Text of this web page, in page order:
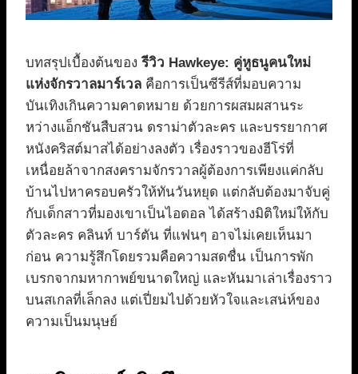
บทสรุปเบื้องต้นของรีวิว Hawkeye: คู่หูธนูคนใหม่
แห่งจักรวาลมาร์เวล คือการเป็นซีรีส์ที่มอบความ
บันเทิงเกินความคาดหมาย ด้วยการผสมผสานระ
หว่างแอ็กชันสืบสวน ดราม่าตัวละคร และบรรยากาศ
หนังคริสต์มาสได้อย่างลงตัว เรื่องราวของฮีโร่ที่
เหนื่อยล้าจากสงครามจักรวาลผู้ต้องการเพียงแค่กลับ
บ้านไปหาครอบครัวให้ทันวันหยุด แต่กลับต้องมาจับคู่
กับเด็กสาวที่มองเขาเป็นไอดอล ได้สร้างมิติใหม่ให้กับ
ตัวละคร คลินท์ บาร์ตัน ที่แฟนๆ อาจไม่เคยเห็นมา
ก่อน ความรู้สึกโดยรวมคือความสดชื่น เป็นการพัก
เบรกจากมหากาพย์ขนาดใหญ่ และหันมาเล่าเรื่องราว
บนสเกลที่เล็กลง แต่เปี่ยมไปด้วยหัวใจและเสน่ห์ของ
ความเป็นมนุษย์